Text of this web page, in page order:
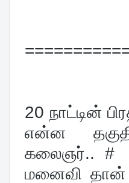
20 நாட்டின்
என்ன
கலைஞர்.. #
மனைவி தான்